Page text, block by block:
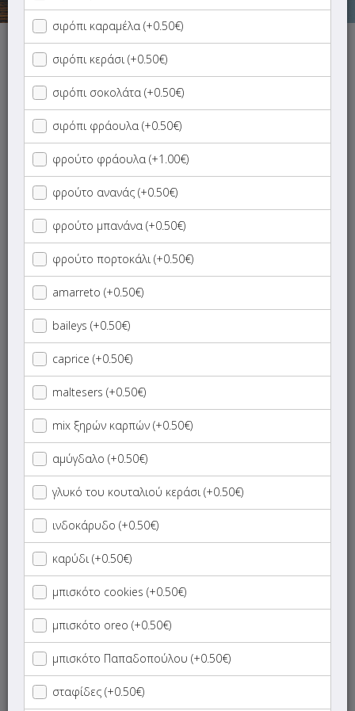
Δυστυχώς έχει χαθεί η σύνδεση με το κατάστημα.
Προσπάθησε πάλι σε λίγο!
ΜΕΝΟΥ ΠΛΗΡΟΦΟΡΙΕΣ
Γρήγορη
αναζήτηση
προϊόντος...
DEAL OF THE DAY
SUPER Προσφορές
ΠΑΙΔΙΚΑ ΓΕΥΜΑΤΑ
ΝΗΣΤΙΣΙΜΑ
Καφέδες - Ροφήματα
Κρέπες
Φτιάξε την Δική σου Βάφλα
Burgers
Club Sandwich - Hot Dog
Pita Club
Φτιάξε το Δικό σου Σάντουιτς
σιρόπι καραμέλα (+0.50€)
σιρόπι κεράσι (+0.50€)
σιρόπι σοκολάτα (+0.50€)
σιρόπι φράουλα (+0.50€)
φρούτο φράουλα (+1.00€)
φρούτο ανανάς (+0.50€)
φρούτο μπανάνα (+0.50€)
φρούτο πορτοκάλι (+0.50€)
amarreto (+0.50€)
baileys (+0.50€)
caprice (+0.50€)
maltesers (+0.50€)
mix ξηρών καρπών (+0.50€)
αμύγδαλο (+0.50€)
γλυκό του κουταλιού κεράσι (+0.50€)
ινδοκάρυδο (+0.50€)
καρύδι (+0.50€)
μπισκότο cookies (+0.50€)
μπισκότο oreo (+0.50€)
μπισκότο Παπαδοπούλου (+0.50€)
σταφίδες (+0.50€)